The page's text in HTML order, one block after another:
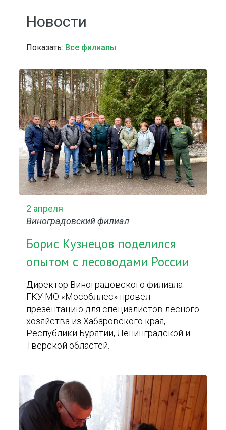
Новости
Показать: Все филиалы
2 апреля
Виноградовский филиал
Борис Кузнецов поделился
опытом с лесоводами России
Директор Виноградовского филиала
ГКУ МО «Мособллес» провёл
презентацию для специалистов лесного
хозяйства из Хабаровского края,
Республики Бурятии, Ленинградской и
Тверской областей.